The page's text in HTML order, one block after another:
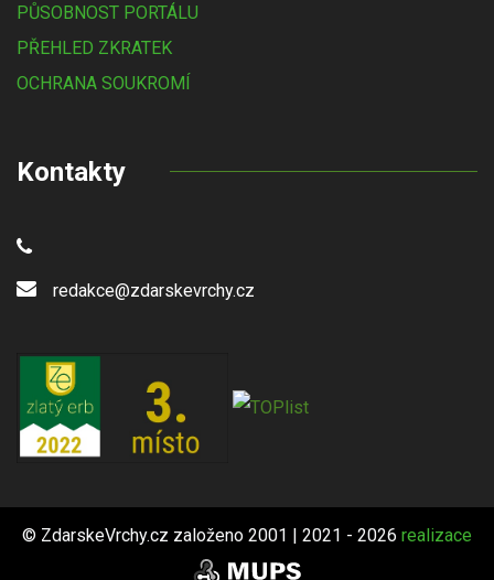
PŮSOBNOST PORTÁLU
PŘEHLED ZKRATEK
OCHRANA SOUKROMÍ
Kontakty
redakce@zdarskevrchy.cz
© ZdarskeVrchy.cz založeno 2001 | 2021 - 2026 realizace